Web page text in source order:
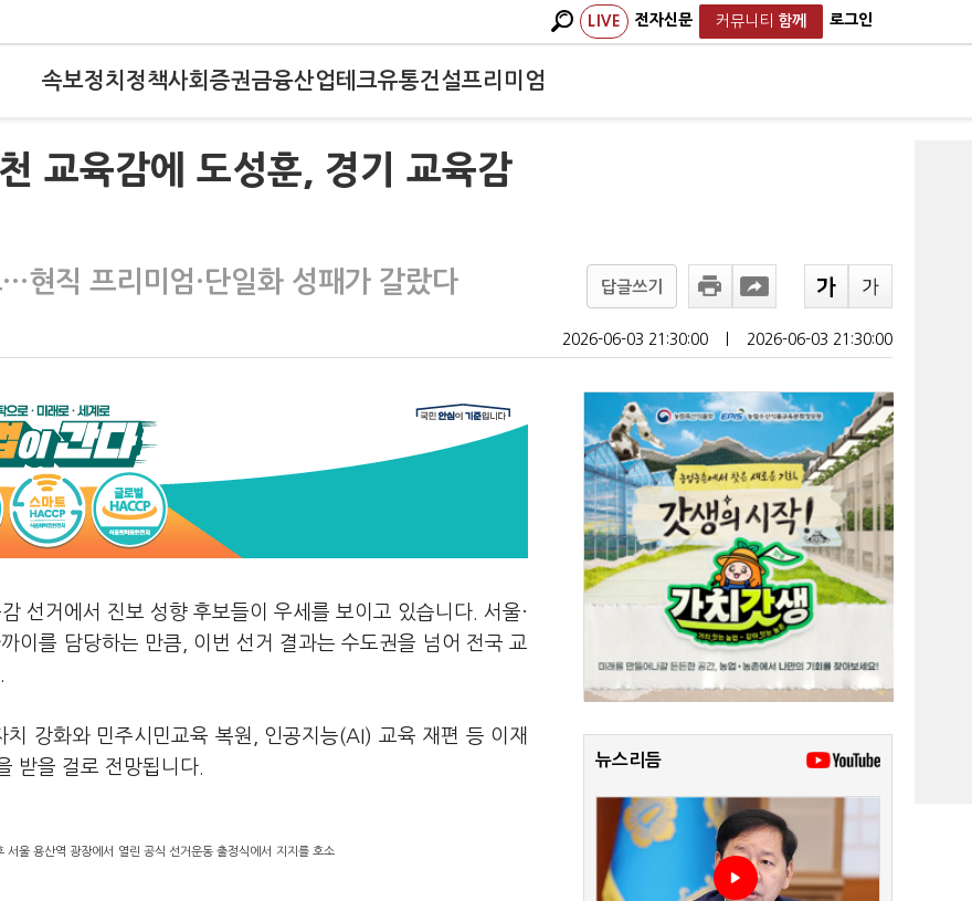
LIVE 전자신문 커뮤니티 함께 로그인
속보정치 정책사회 증권금융산업테크유통건설프리미엄
교육감에 도성훈, 경기 교육감
현직 프리미엄·단일화 성패가 갈랐다 답글쓰기
2026-06-03 21:30:00 2026-06-03 21:30:00
선거에서 진보 성향 후보들이 우세를 보이고 있습니다. 서울·
이를 담당하는 만큼, 이번 선거 결과는 수도권을 넘어 전국 교
강화와 민주시민교육 복원, 인공지능(AI) 교육 재편 등 이재
받을 걸로 전망됩니다.
울 용산역 광장에서 열린 공식 선거운동 출정식에서 지지를 호소
뉴스리듬